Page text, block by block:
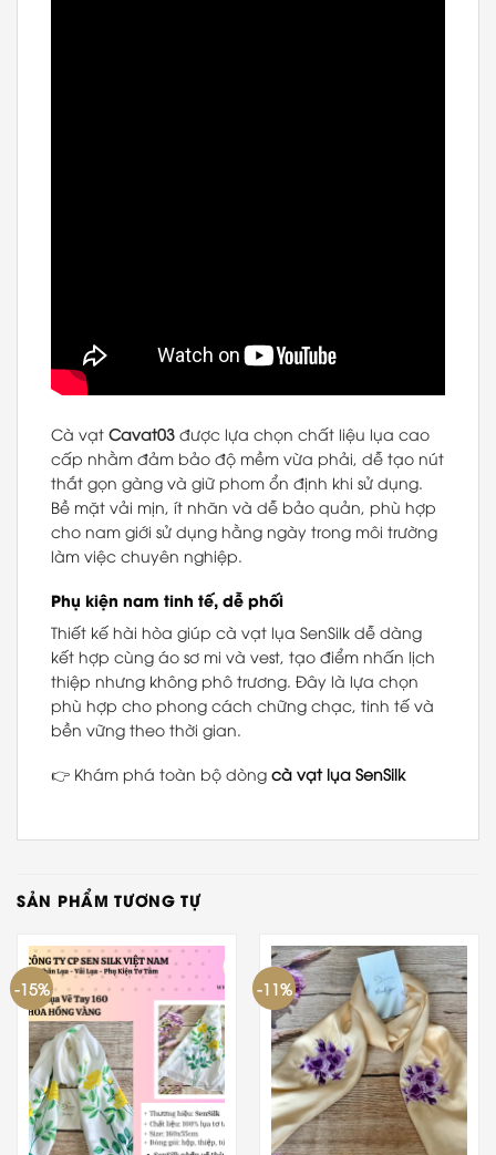
Cà vạt Cavat03 được lựa chọn chất liệu lụa cao
cấp nhằm đảm bảo độ mềm vừa phải, dễ tạo nút
thắt gọn gàng và giữ phom ổn định khi sử dụng.
Bề mặt vải mịn, ít nhăn và dễ bảo quản, phù hợp
cho nam giới sử dụng hằng ngày trong môi trường
làm việc chuyên nghiệp.
Phụ kiện nam tinh tế, dễ phối
Thiết kế hài hòa giúp cà vạt lụa SenSilk dễ dàng
kết hợp cùng áo sơ mi và vest, tạo điểm nhấn lịch
thiệp nhưng không phô trương. Đây là lựa chọn
phù hợp cho phong cách chững chạc, tinh tế và
bền vững theo thời gian.
👉 Khám phá toàn bộ dòng cà vạt lụa SenSilk
SẢN PHẨM TƯƠNG TỰ
-15% -11%